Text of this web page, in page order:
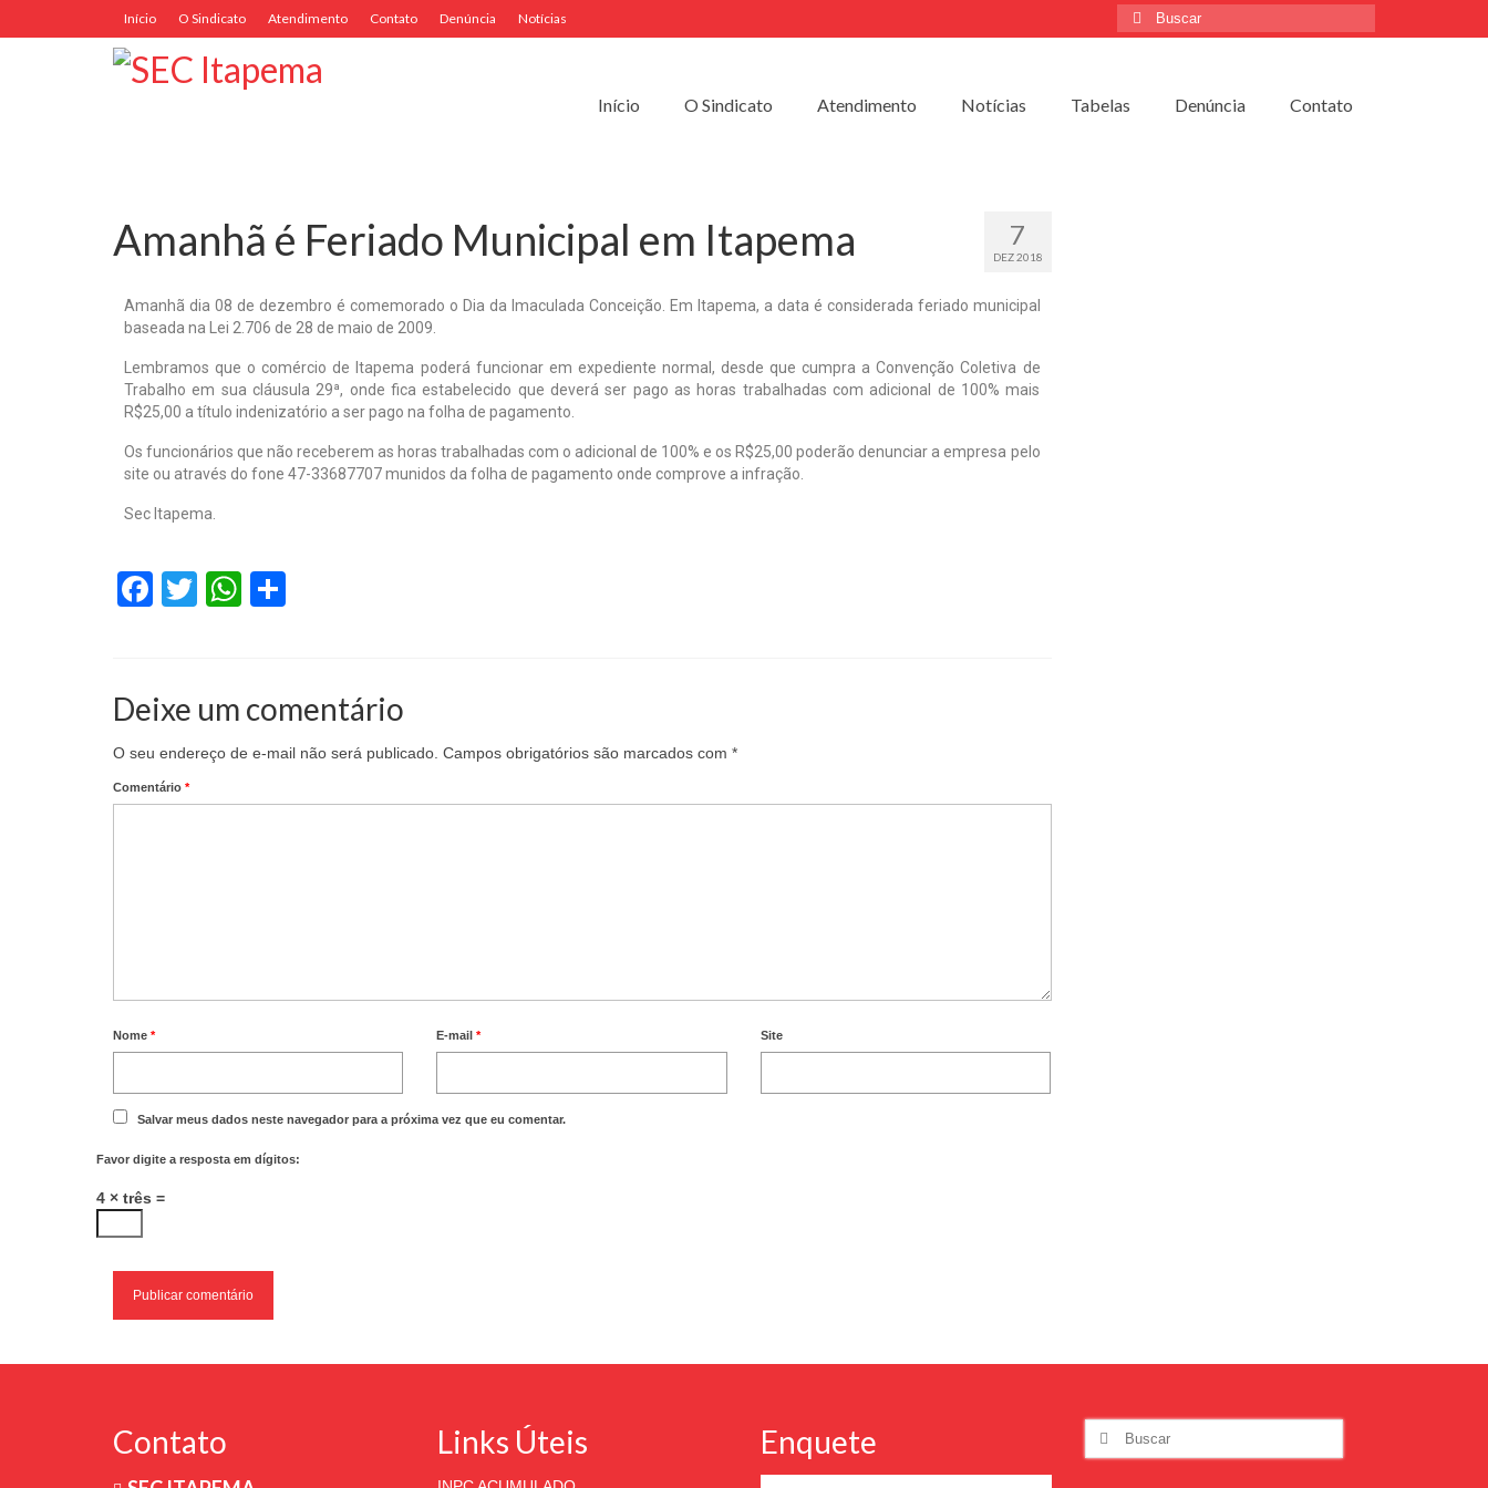
Início O Sindicato Atendimento Contato Denúncia Notícias
Início O Sindicato Atendimento Notícias Tabelas Denúncia Contato
7
DEZ 2018
Amanhã é Feriado Municipal em Itapema
Amanhã dia 08 de dezembro é comemorado o Dia da Imaculada Conceição. Em Itapema, a data é considerada feriado municipal
baseada na Lei 2.706 de 28 de maio de 2009.
Lembramos que o comércio de Itapema poderá funcionar em expediente normal, desde que cumpra a Convenção Coletiva de
Trabalho em sua cláusula 29ª, onde fica estabelecido que deverá ser pago as horas trabalhadas com adicional de 100% mais
R$25,00 a título indenizatório a ser pago na folha de pagamento.
Os funcionários que não receberem as horas trabalhadas com o adicional de 100% e os R$25,00 poderão denunciar a empresa pelo
site ou através do fone 47-33687707 munidos da folha de pagamento onde comprove a infração.
Sec Itapema.
Facebook
TwitterWhatsApp
Deixe um comentário
O seu endereço de e-mail não será publicado. Campos obrigatórios são marcados com *
Comentário *
Nome * E-mail* Site
Salvar meus dados neste navegador para a próxima vez que eu comentar.
Favor digite a resposta em dígitos:
4 × três =
Contato Links Úteis Enquete